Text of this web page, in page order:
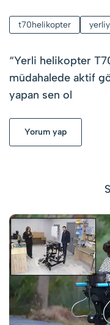
t70helikopter
“Yerli helikopter
müdahalede aktif
yapan sen ol
Yorum yap